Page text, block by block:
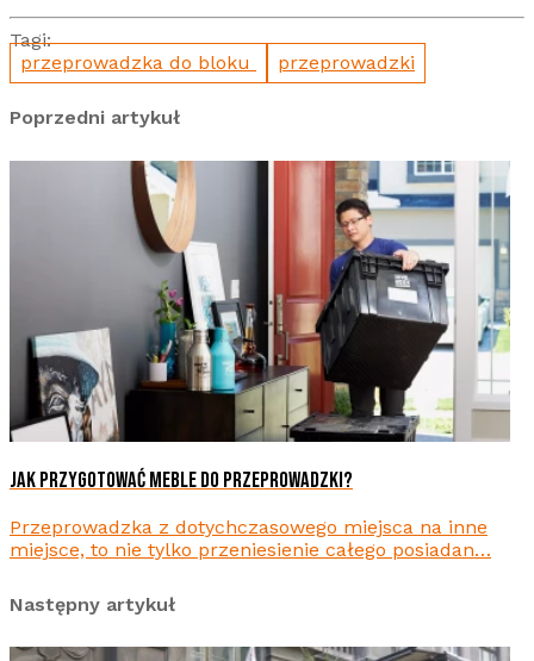
Tagi:
przeprowadzka do bloku
przeprowadzki
Poprzedni artykuł
JAK PRZYGOTOWAĆ MEBLE DO PRZEPROWADZKI?
Przeprowadzka z dotychczasowego miejsca na inne
miejsce, to nie tylko przeniesienie całego posiadan…
Następny artykuł